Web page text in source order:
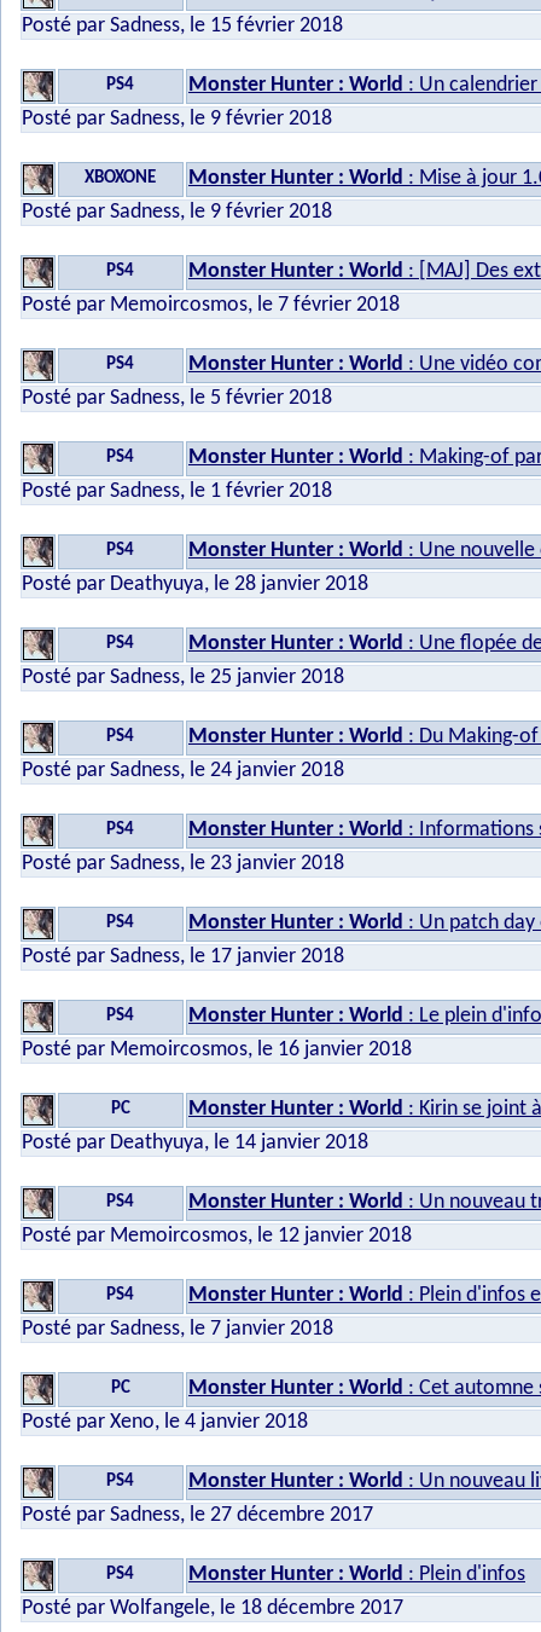
Posté par Sadness, le 15 février 2018
PS4 Monster Hunter : World : Un
Posté par Sadness, le 9 février 2018
XBOXONE Monster Hunter : World : Mise à jour
Posté par Sadness, le 9 février 2018
PS4 Monster Hunter : World : [MAJ] Des
Posté par Memoircosmos, le 7 février 2018
PS4 Monster Hunter : World : Une vidéo
Posté par Sadness, le 5 février 2018
PS4 Monster Hunter : World : Making-of
Posté par Sadness, le 1 février 2018
PS4 Monster Hunter : World : Une
Posté par Deathyuya, le 28 janvier 2018
PS4 Monster Hunter : World : Une flopée
Posté par Sadness, le 25 janvier 2018
PS4 Monster Hunter : World : Du Making-
Posté par Sadness, le 24 janvier 2018
PS4 Monster Hunter : World : Informations
Posté par Sadness, le 23 janvier 2018
PS4 Monster Hunter : World : Un patch
Posté par Sadness, le 17 janvier 2018
PS4 Monster Hunter : World : Le plein
Posté par Memoircosmos, le 16 janvier 2018
PC Monster Hunter : World : Kirin se joint
Posté par Deathyuya, le 14 janvier 2018
PS4 Monster Hunter : World : Un nouveau
Posté par Memoircosmos, le 12 janvier 2018
PS4 Monster Hunter : World : Plein d'infos
Posté par Sadness, le 7 janvier 2018
PC Monster Hunter : World : Cet automne
Posté par Xeno, le 4 janvier 2018
PS4 Monster Hunter : World : Un nouveau
Posté par Sadness, le 27 décembre 2017
PS4 Monster Hunter : World : Plein d'infos
Posté par Wolfangele, le 18 décembre 2017